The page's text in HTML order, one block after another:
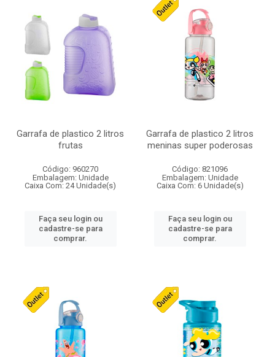
Garrafa de plastico 2 litros
frutas
Código: 960270
Embalagem: Unidade
Caixa Com: 24 Unidade(s)
Faça seu login ou
cadastre-se para
comprar.
Garrafa de plastico 2 litros
meninas super poderosas
Código: 821096
Embalagem: Unidade
Caixa Com: 6 Unidade(s)
Faça seu login ou
cadastre-se para
comprar.